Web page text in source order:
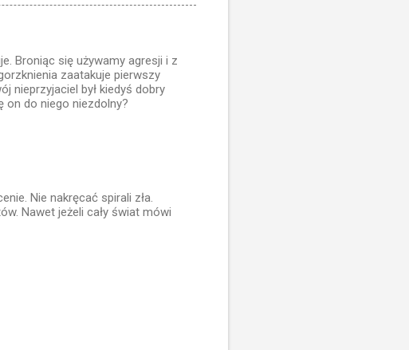
Broniąc się używamy agresji i z
zaatakuje pierwszy
nieprzyjaciel był kiedyś dobry
on do niego niezdolny?
Nie nakręcać spirali zła.
Nawet jeżeli cały świat mówi